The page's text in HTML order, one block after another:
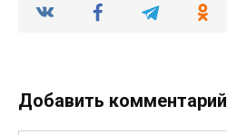
Добавить комментарий